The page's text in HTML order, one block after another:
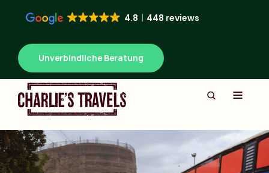
4.8 448 reviews
Unverbindliche Beratung